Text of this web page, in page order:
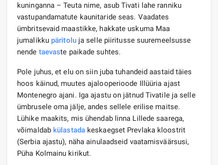
kuninganna – Teuta nime, asub Tivati ​​lahe ranniku
vastupandamatute kaunitaride seas. Vaadates
ümbritsevaid maastikke, hakkate uskuma Maa
jumalikku päritoluja selle piiritusse suuremeelsusse
nende taevaste paikade suhtes.
Pole juhus, et elu on siin juba tuhandeid aastaid täies
hoos käinud, muutes ajalooperioode Illüüria ajast
Montenegro ajani. Iga ajastu on jätnud Tivatile ja selle
ümbrusele oma jälje, andes sellele erilise maitse.
Lühike maakits, mis ühendab linna Lillede saarega,
võimaldab külastadakeskaegset Prevlaka kloostrit
(Serbia ajastu), näha ainulaadseid vaatamisväärsusi,
Püha Kolmainu kirikut.